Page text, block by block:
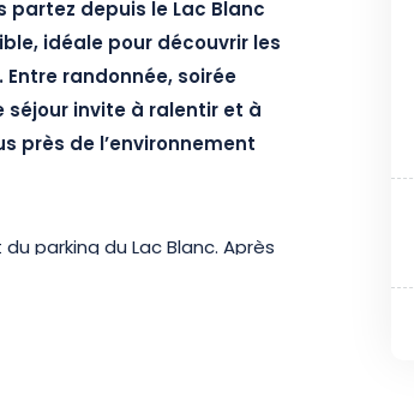
depuis le Lac Blanc
idéale pour découvrir les
randonnée, soirée
séjour invite à ralentir et à
près de l’environnement
parking du Lac Blanc. Après
accessible de 4 km à
de profiter pleinement des
les richesses naturelles des